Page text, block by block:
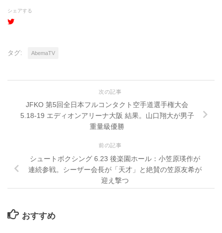
シェアする
タグ: AbemaTV
次の記事
JFKO 第5回全日本フルコンタクト空手道選手権大会
5.18-19 エディオンアリーナ大阪 結果。山口翔大が男子
重量級優勝
前の記事
シュートボクシング 6.23 後楽園ホール：小笠原瑛作が
連続参戦。シーザー会長が「天才」と絶賛の笠原友希が
迎え撃つ
おすすめ